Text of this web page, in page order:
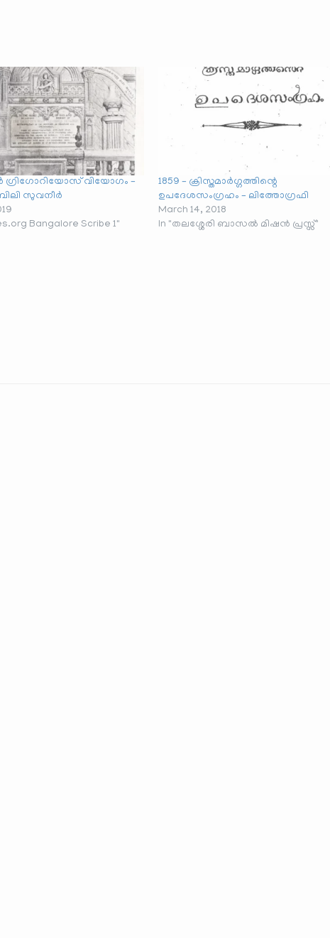
ഗ്രിഗോറിയോസ് വിയോഗം –
സുവനീർ
Bangalore Scribe 1"
1859 – ക്രിസ്തമാർഗ്ഗത്തിന്റെ
ഉപദേശസംഗ്രഹം – ലിത്തോഗ്രഫി
March 14, 2018
In "തലശ്ശേരി ബാസൽ മിഷൻ പ്രസ്സ്"